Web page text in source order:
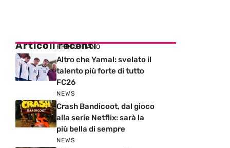
Articoli recenti
PRIMO PIANO
Altro che Yamal: svelato il
talento più forte di tutto
FC26
NEWS
Crash Bandicoot, dal gioco
alla serie Netflix: sarà la
più bella di sempre
NEWS